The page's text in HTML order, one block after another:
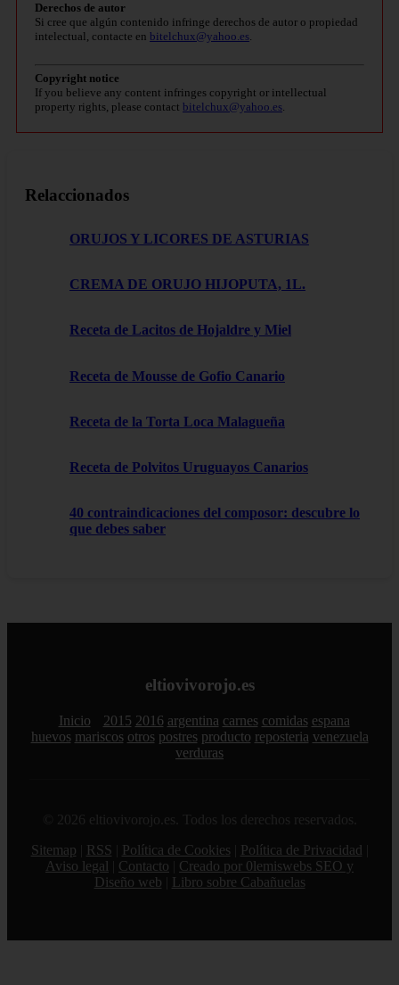
Derechos de autor
Si cree que algún contenido infringe derechos de autor o propiedad
intelectual, contacte en bitelchux@yahoo.es.
Copyright notice
If you believe any content infringes copyright or intellectual
property rights, please contact bitelchux@yahoo.es.
Relaccionados
ORUJOS Y LICORES DE ASTURIAS
CREMA DE ORUJO HIJOPUTA, 1L.
Receta de Lacitos de Hojaldre y Miel
Receta de Mousse de Gofio Canario
Receta de la Torta Loca Malagueña
Receta de Polvitos Uruguayos Canarios
40 contraindicaciones del composor: descubre lo
que debes saber
eltiovivorojo.es
Inicio 2015 2016 argentina carnes comidas espana
huevos mariscos otros postres producto reposteria venezuela
verduras
© 2026 eltiovivorojo.es. Todos los derechos reservados.
Sitemap
RSS Política de Cookies Política de Privacidad
Aviso legal
Contacto
Creado por 0lemiswebs SEO y
Diseño web
Libro sobre Cabañuelas